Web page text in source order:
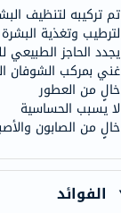
تم تركيبه لتنظيف
لترطيب وتغذية
يجدد الحاجز الطبيعي
غني بمركب الشوفان
خالٍ من العطور
لا يسبب الحساسية
خالٍ من الصابون
الفوائد